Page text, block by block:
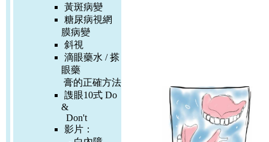
黃斑病變
糖尿病視網
膜病變
斜視
滴眼藥水 / 搽
眼藥
膏的正確方法
謢眼10式 Do
&
Don't
影片：